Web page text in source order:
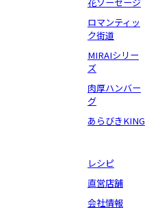
ロマンティッ
ク街道
MIRAIシリー
ズ
肉厚ハンバー
グ
あらびきKING
レシピ
直営店舗
会社情報